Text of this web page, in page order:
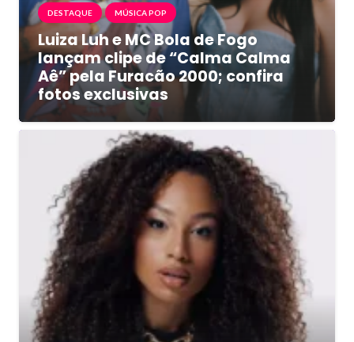
DESTAQUE MÚSICA POP
Luiza Luh e MC Bola de Fogo
lançam clipe de “Calma Calma
Aê” pela Furacão 2000; confira
fotos exclusivas